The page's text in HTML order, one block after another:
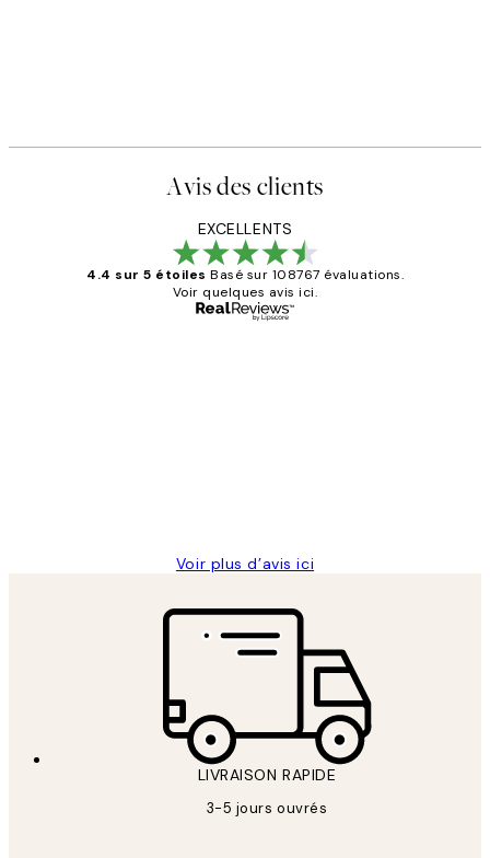
Avis des clients
EXCELLENTS
4.4 sur 5 étoiles Basé sur 108767 évaluations.
Voir quelques avis ici.
Voir plus d’avis ici
LIVRAISON RAPIDE
3-5 jours ouvrés